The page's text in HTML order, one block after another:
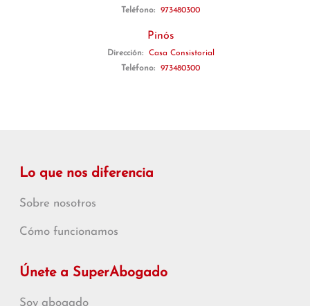
Teléfono:
973480300
Pinós
Dirección:
Casa Consistorial
Teléfono:
973480300
Lo que nos diferencia
Sobre nosotros
Cómo funcionamos
Únete a SuperAbogado
Soy abogado